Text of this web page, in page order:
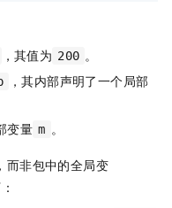
，其值为 200 。
，其内部声明了一个局部
变量 m 。
，而非包中的全局变